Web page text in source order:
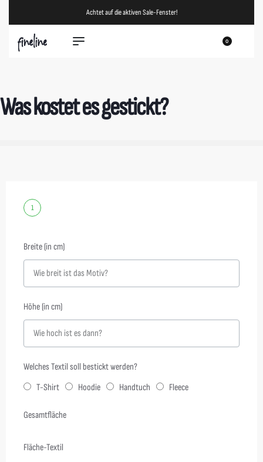
Achtet auf die aktiven Sale-Fenster!
0
Was kostet es gestickt?
1
Breite (in cm)
Höhe (in cm)
Welches Textil soll bestickt werden?
T-Shirt
Hoodie Handtuch Fleece
Gesamtfläche
Fläche-Textil